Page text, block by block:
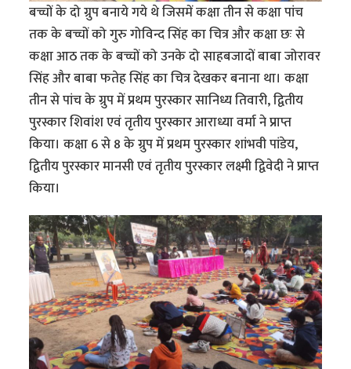
बच्चों के दो ग्रुप बनाये गये थे जिसमें कक्षा तीन से कक्षा पांच
तक के बच्चों को गुरु गोविन्द सिंह का चित्र और कक्षा छः से
कक्षा आठ तक के बच्चों को उनके दो साहबजादों बाबा जोरावर
सिंह और बाबा फतेह सिंह का चित्र देखकर बनाना था। कक्षा
तीन से पांच के ग्रुप में प्रथम पुरस्कार सानिध्य तिवारी, द्वितीय
पुरस्कार शिवांश एवं तृतीय पुरस्कार आराध्या वर्मा ने प्राप्त
किया। कक्षा 6 से 8 के ग्रुप में प्रथम पुरस्कार शांभवी पांडेय,
द्वितीय पुरस्कार मानसी एवं तृतीय पुरस्कार लक्ष्मी द्विवेदी ने प्राप्त
किया।